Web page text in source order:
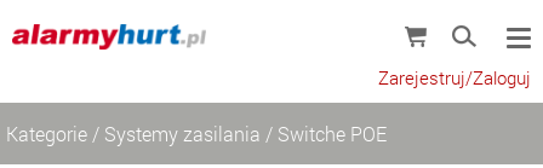
Zarejestruj/Zaloguj
Kategorie / Systemy zasilania / Switche POE